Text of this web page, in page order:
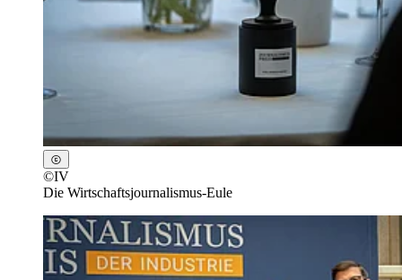
©IV
Die Wirtschaftsjournalismus-Eule